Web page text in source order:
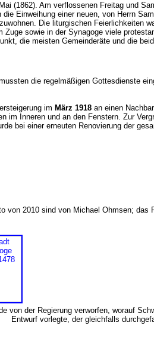
(1862). Am verflossenen Freitag und
Einweihung einer neuen, von Herrn
Die liturgischen Feierlichkeiten
sowie in der Synagoge viele
die meisten Gemeinderäte und die
die regelmäßigen Gottesdienste
im März 1918 an einen
Inneren und an den Fenstern. Zur
bei einer erneuten Renovierung der
2010 sind von Michael Ohmsen;
von der Regierung verworfen, worauf
Entwurf vorlegte, der gleichfalls